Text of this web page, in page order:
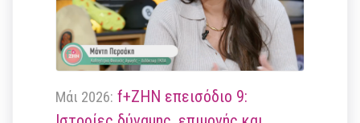
Μάι 2026: f+ΖΗΝ επεισόδιο 9: